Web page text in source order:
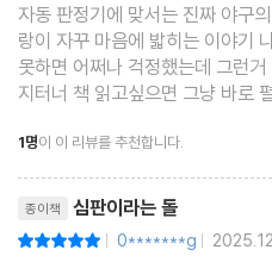
자동 판정기에 맞서는 진짜 야구
랑이 자꾸 마음에 밟히는 이야기
못하면 어쩌나 걱정했는데 그런
지터너 책 읽고싶으면 그냥 바로
1명이 이 리뷰를 추천합니다.
종이책 심판이라는 돌
| 0*******g |